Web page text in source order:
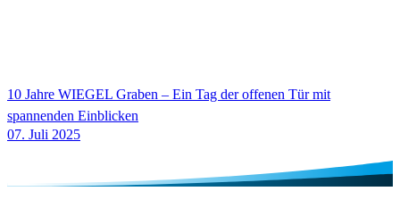
10 Jahre WIEGEL Graben – Ein Tag der offenen Tür mit
spannenden Einblicken
07. Juli 2025